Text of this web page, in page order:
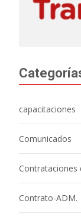
capacitaciones
Comunicados
Contrataciones
Contrato-ADM.